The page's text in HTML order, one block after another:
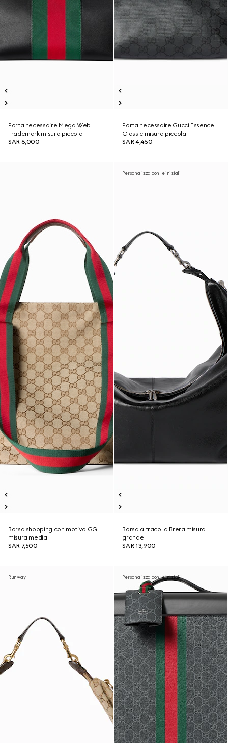
Porta necessaire Mega Web
Trademark misura piccola
SAR 6,000
Porta necessaire Gucci Essence
Classic misura piccola
SAR 4,450
Borsa shopping con motivo GG
misura media
SAR 7,500
Personalizza con le iniziali
Borsa a tracolla Brera misura
grande
SAR 13,900
Runway Personalizza con le iniziali